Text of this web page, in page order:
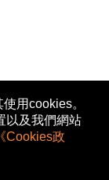
用cookies。
以及我們網站
《Cookies政